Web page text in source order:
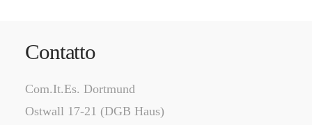
Contatto
Com.It.Es. Dortmund
Ostwall 17-21 (DGB Haus)